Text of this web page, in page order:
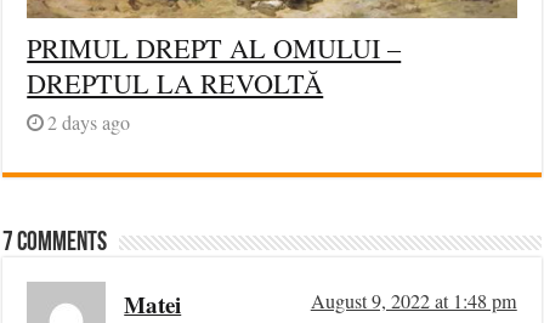
PRIMUL DREPT AL OMULUI –
DREPTUL LA REVOLTĂ
2 days ago
7 comments
Matei August 9, 2022 at 1:48 pm